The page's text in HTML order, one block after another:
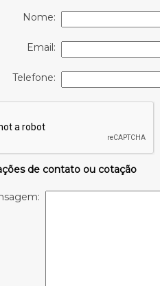
Nome:
Email:
Telefone:
de contato ou cotação